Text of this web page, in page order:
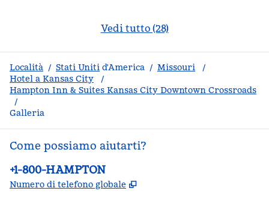
Vedi tutto (28)
Località / Stati Uniti d'America / Missouri
/
Hotel a Kansas City
/
Hampton Inn & Suites Kansas City Downtown Crossroads
/
Galleria
Come possiamo aiutarti?
Telefono:
+1-800-HAMPTON
Numero di telefono globale ,